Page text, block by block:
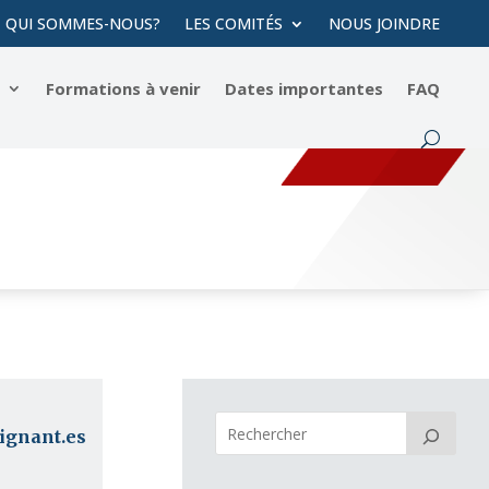
QUI SOMMES-NOUS? LES COMITÉS NOUS JOINDRE
Formations à venir Dates importantes FAQ